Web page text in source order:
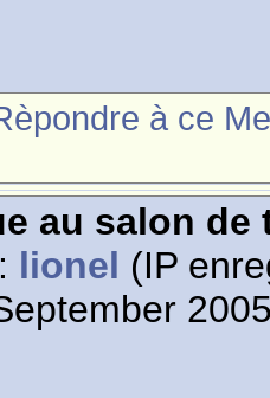
à ce
au salon de
lionel (IP